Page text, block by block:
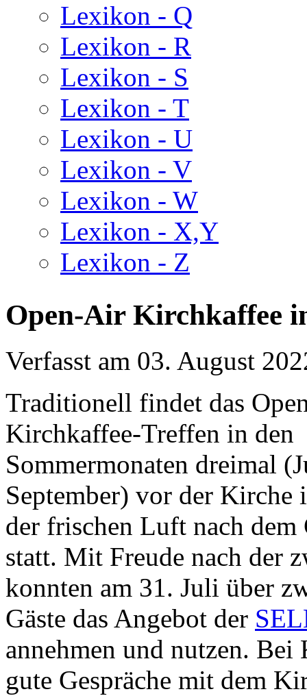
Lexikon - Q
Lexikon - R
Lexikon - S
Lexikon - T
Lexikon - U
Lexikon - V
Lexikon - W
Lexikon - X,Y
Lexikon - Z
Open-Air Kirchkaffee
Verfasst am 03. August
Traditionell findet das
Kirchkaffee-Treffen in den
Sommermonaten dreimal
September) vor der Kirche
der frischen Luft nach dem
statt. Mit Freude nach der
konnten am 31. Juli über
Gäste das Angebot der
annehmen und nutzen.
gute Gespräche mit dem